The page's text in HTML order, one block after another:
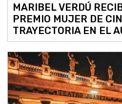
MARIBEL VERDÚ
PREMIO MUJER DE
TRAYECTORIA EN EL